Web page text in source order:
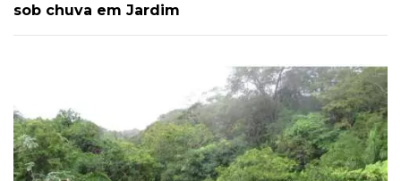
sob chuva em Jardim